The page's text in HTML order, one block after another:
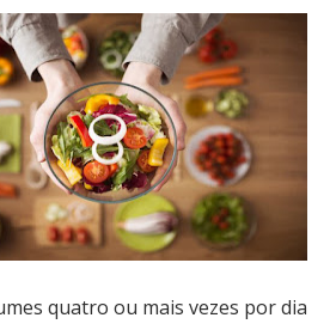
quatro ou mais vezes por dia